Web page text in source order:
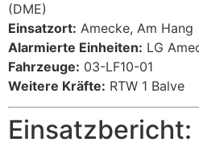
(DME)
Einsatzort: Amecke, Am Hang
Alarmierte Einheiten: LG
Fahrzeuge: 03-LF10-01
Weitere Kräfte: RTW 1 Balve
Einsatzbericht: